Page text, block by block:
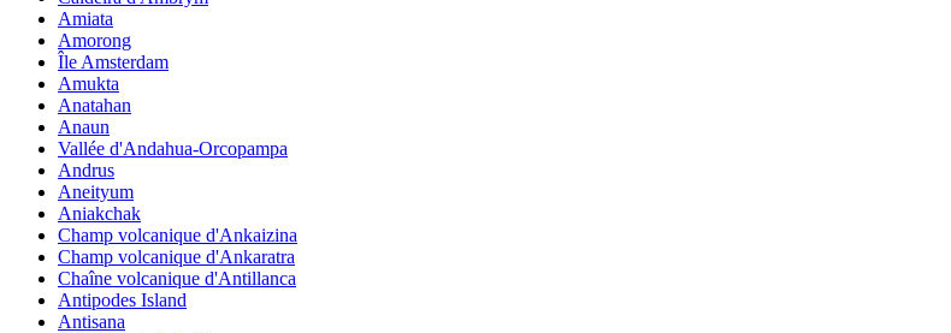
Amiata
Amorong
Île Amsterdam
Amukta
Anatahan
Anaun
Vallée d'Andahua-Orcopampa
Andrus
Aneityum
Aniakchak
Champ volcanique d'Ankaizina
Champ volcanique d'Ankaratra
Chaîne volcanique d'Antillanca
Antipodes Island
Antisana